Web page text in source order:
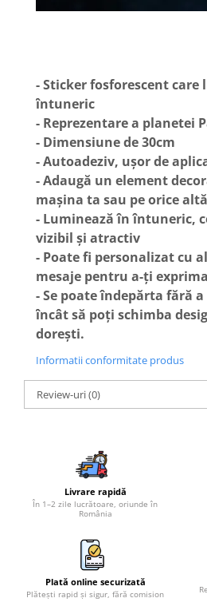
- Sticker fosforescent care
întuneric
- Reprezentare a planetei
- Dimensiune de 30cm
- Autoadeziv, ușor de
- Adaugă un element
mașina ta sau pe orice
- Luminează în întuneric,
vizibil și atractiv
- Poate fi personalizat cu
mesaje pentru a-ți
- Se poate îndepărta fără
încât să poți schimba
dorești.
Informatii conformitate produs
Review-uri(0)
Livrare rapidă
În 1–2 zile lucrătoare, oriunde în
România
Plată online securizată
Plătești rapid și sigur, fără comision